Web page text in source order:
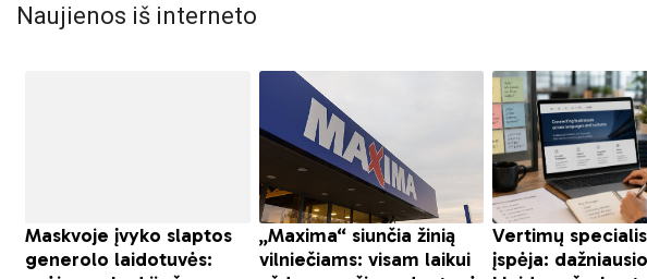
Naujienos iš interneto